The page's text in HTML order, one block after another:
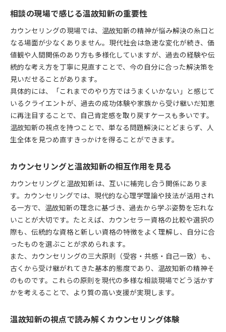
相談の現場で感じる温故知新の重要性
カウンセリングの現場では、温故知新の精神が悩み解決の糸口と
なる場面が少なくありません。現代社会は急速な変化が続き、価
値観や人間関係のあり方も多様化していますが、過去の経験や伝
統的な考え方を丁寧に見直すことで、今の自分に合った解決策を
見いだせることがあります。
具体的には、「これまでのやり方ではうまくいかない」と感じて
いるクライエントが、過去の成功体験や家族から受け継いだ知恵
に再注目することで、自己肯定感を取り戻すケースも多いです。
温故知新の視点を持つことで、単なる問題解決にとどまらず、人
生全体を見つめ直すきっかけを得ることができます。
カウンセリングと温故知新の相互作用を見る
カウンセリングと温故知新は、互いに補完し合う関係にありま
す。カウンセリングでは、現代的な心理学理論や技法が活用され
る一方で、温故知新の理念に基づき、過去から学ぶ姿勢を忘れな
いことが大切です。たとえば、カウンセラー資格の比較や選択の
際も、伝統的な資格と新しい資格の特徴をよく理解し、自分に合
ったものを選ぶことが求められます。
また、カウンセリングの三大原則（受容・共感・自己一致）も、
古くから受け継がれてきた基本的態度であり、温故知新の精神そ
のものです。これらの原則を現代の多様な相談現場でどう活かす
かを考えることで、より質の高い支援が実現します。
温故知新の視点で読み解くカウンセリング体験